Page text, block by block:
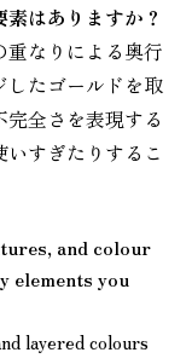
はありますか？
なりによる奥行
したゴールドを取
全さを表現する
すぎたりするこ
and colour
elements you
layered colours